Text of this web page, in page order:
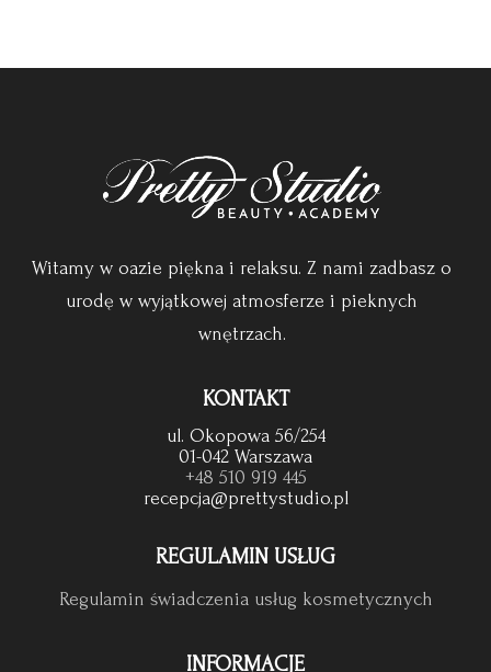
Witamy w oazie piękna i relaksu. Z nami zadbasz o
urodę w wyjątkowej atmosferze i pieknych
wnętrzach.
KONTAKT
ul. Okopowa 56/254
01-042 Warszawa
+48 510 919 445
recepcja@prettystudio.pl
REGULAMIN USŁUG
Regulamin świadczenia usług kosmetycznych
INFORMACJE